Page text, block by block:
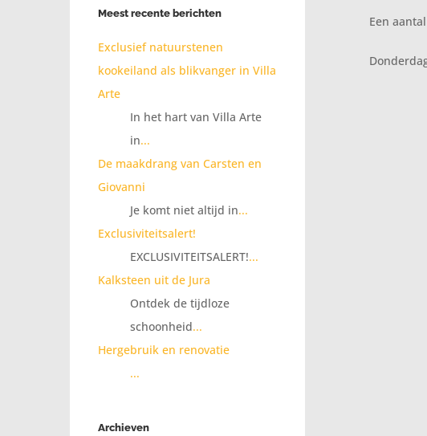
Een
Meest recente berichten
Exclusief natuurstenen
kookeiland als blikvanger in Villa
Arte
In het hart van Villa Arte
in...
De maakdrang van Carsten en
Giovanni
Je komt niet altijd in...
Exclusiviteitsalert!
EXCLUSIVITEITSALERT!...
Kalksteen uit de Jura
Ontdek de tijdloze
schoonheid...
Hergebruik en renovatie
...
Archieven